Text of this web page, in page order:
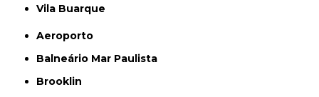
Vila Buarque
Aeroporto
Balneário Mar Paulista
Brooklin